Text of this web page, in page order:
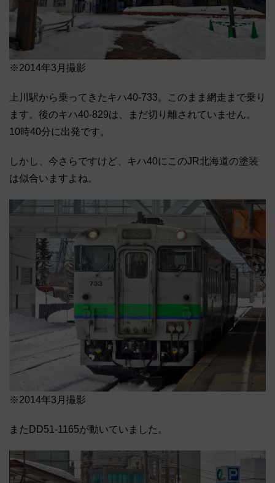
※2014年3月撮影
上川駅から乗ってきたキハ40-733。このまま網走まで乗り
ます。後のキハ40-829は、まだ切り離されていません。
10時40分に出発です。
しかし、今さらですけど、キハ40にこのJR北海道の塗装
は似合いますよね。
※2014年3月撮影
またDD51-1165が動いていました。